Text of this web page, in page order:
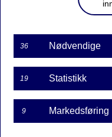
Medsøker
Send inn
Ferdig
36 Nødvendige
19 Statistikk
9 Markedsføring